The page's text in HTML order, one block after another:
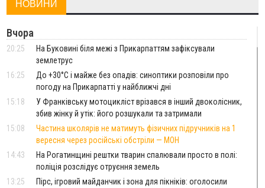
НОВИНИ
Вчора
20:25
На Буковині біля межі з Прикарпаттям зафіксували
землетрус
16:25
До +30°C і майже без опадів: синоптики розповіли про
погоду на Прикарпатті у найближчі дні
15:18
У Франківську мотоцикліст врізався в інший двоколісник,
збив жінку й утік: його розшукали та затримали
15:08
Частина школярів не матимуть фізичних підручників на 1
вересня через російські обстріли — МОН
14:43
На Рогатинщині рештки тварин спалювали просто в полі:
поліція розслідує отруєння земель
13:25
Пірс, ігровий майданчик і зона для пікніків: оголосили